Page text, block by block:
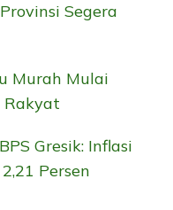
Segera
Murah Mulai
Rakyat
Gresik: Inflasi
Persen